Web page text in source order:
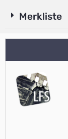
Merkliste